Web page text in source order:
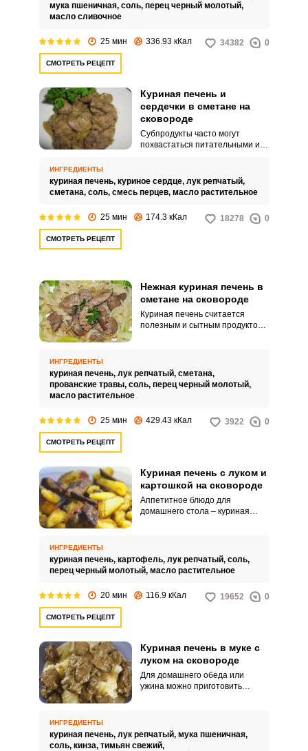
мука пшеничная, соль, перец черный молотый,
масло сливочное
25 мин 336.93 кКал 34382 0
СМОТРЕТЬ РЕЦЕПТ
Куриная печень и
сердечки в сметане на
сковороде
Субпродукты часто могут
похвастаться питательными и
блюдо для вашего семейного
стола – куриную печень и
ИНГРЕДИЕНТЫ
куриная печень, куриное сердце, лук репчатый,
сметана, соль, смесь перцев, масло растительное
25 мин 174.3 кКал 18278 0
СМОТРЕТЬ РЕЦЕПТ
Нежная куриная печень в
сметане на сковороде
Куриная печень считается
полезным и сытным продуктом.
ИНГРЕДИЕНТЫ
куриная печень, лук репчатый, сметана,
прованские травы, соль, перец черный молотый,
масло растительное
25 мин 429.43 кКал 3922 0
СМОТРЕТЬ РЕЦЕПТ
Куриная печень с луком и
картошкой на сковороде
Аппетитное блюдо для
домашнего стола – куриная
требующее дополнительного
гарнира.
ИНГРЕДИЕНТЫ
куриная печень, картофель, лук репчатый, соль,
перец черный молотый, масло растительное
20 мин 116.9 кКал 19652 0
СМОТРЕТЬ РЕЦЕПТ
Куриная печень в муке с
луком на сковороде
Для домашнего обеда или
ужина можно приготовить
ИНГРЕДИЕНТЫ
куриная печень, лук репчатый, мука пшеничная,
соль, кинза, тимьян свежий,